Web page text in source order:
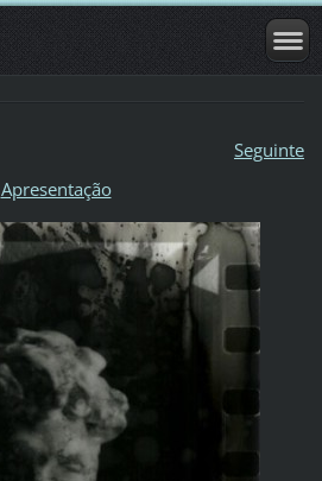
Seguinte
Apresentação